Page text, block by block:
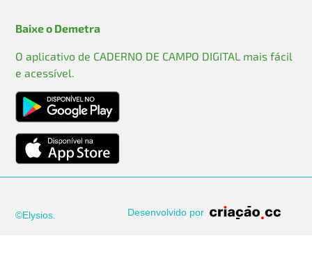
Baixe o Demetra
O aplicativo de CADERNO DE CAMPO DIGITAL mais fácil
e acessível.
©Elysios. Desenvolvido por